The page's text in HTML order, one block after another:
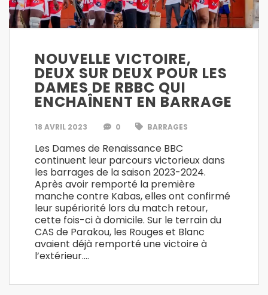
NOUVELLE VICTOIRE,
DEUX SUR DEUX POUR LES
DAMES DE RBBC QUI
ENCHAÎNENT EN BARRAGE
18 AVRIL 2023 0 BARRAGES
Les Dames de Renaissance BBC
continuent leur parcours victorieux dans
les barrages de la saison 2023-2024.
Après avoir remporté la première
manche contre Kabas, elles ont confirmé
leur supériorité lors du match retour,
cette fois-ci à domicile. Sur le terrain du
CAS de Parakou, les Rouges et Blanc
avaient déjà remporté une victoire à
l’extérieur….